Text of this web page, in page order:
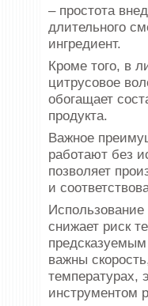
– простота
длительного
ингредиент.
Кроме того, в
цитрусовое
обогащает
продукта.
Важное
работают без
позволяет
и
снижает риск
предсказуемым
важны
темпера­турах,
инструментом